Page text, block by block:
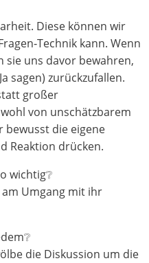
Diese können wir
kann. Wenn
sie uns davor bewahren,
sagen) zurückzufallen.
großer
von unschätzbarem
bewusst die eigene
Reaktion drücken.
wichtig❔
Umgang mit ihr
die Diskussion um die